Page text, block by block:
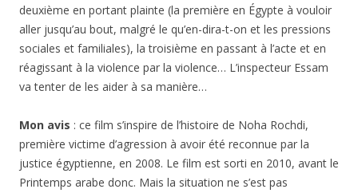
deuxième en portant plainte (la première en Égypte à vouloir
aller jusqu’au bout, malgré le qu’en-dira-t-on et les pressions
sociales et familiales), la troisième en passant à l’acte et en
réagissant à la violence par la violence… L’inspecteur Essam
va tenter de les aider à sa manière…
Mon avis : ce film s’inspire de l’histoire de Noha Rochdi,
première victime d’agression à avoir été reconnue par la
justice égyptienne, en 2008. Le film est sorti en 2010, avant le
Printemps arabe donc. Mais la situation ne s’est pas